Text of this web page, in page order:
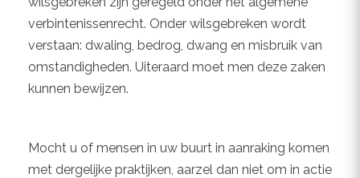
verbintenissenrecht. Onder wilsgebreken wordt
verstaan: dwaling, bedrog, dwang en misbruik van
omstandigheden. Uiteraard moet men deze zaken
kunnen bewijzen.
Mocht u of mensen in uw buurt in aanraking komen
met dergelijke praktijken, aarzel dan niet om in actie